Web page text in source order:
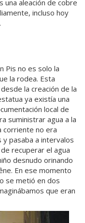
una aleación de cobre
incluso hoy
Pis no es solo la
la rodea. Esta
la creación de la
ya existía una
local de
suministrar agua a la
corriente no era
y pasaba a intervalos
recuperar el agua
desnudo orinando
En ese momento
se metió en dos
que eran